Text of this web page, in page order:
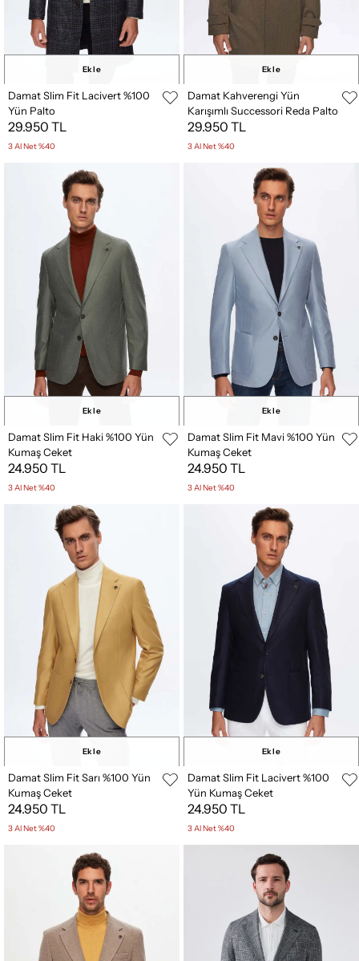
Ekle
Damat Slim Fit Lacivert %100
Yün Palto
29.950 TL
3 Al Net %40
Ekle
Damat Kahverengi Yün
Karışımlı Successori Reda Palto
29.950 TL
3 Al Net %40
Ekle
Damat Slim Fit Haki %100 Yün
Kumaş Ceket
24.950 TL
3 Al Net %40
Ekle
Damat Slim Fit Mavi %100 Yün
Kumaş Ceket
24.950 TL
3 Al Net %40
Ekle
Damat Slim Fit Sarı %100 Yün
Kumaş Ceket
24.950 TL
3 Al Net %40
Ekle
Damat Slim Fit Lacivert %100
Yün Kumaş Ceket
24.950 TL
3 Al Net %40